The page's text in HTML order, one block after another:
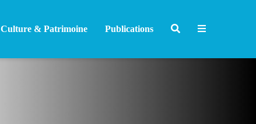
Culture & Patrimoine Publications